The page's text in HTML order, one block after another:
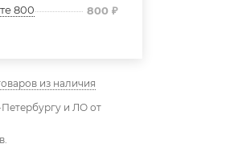
800
800₽
из наличия
и ЛО от